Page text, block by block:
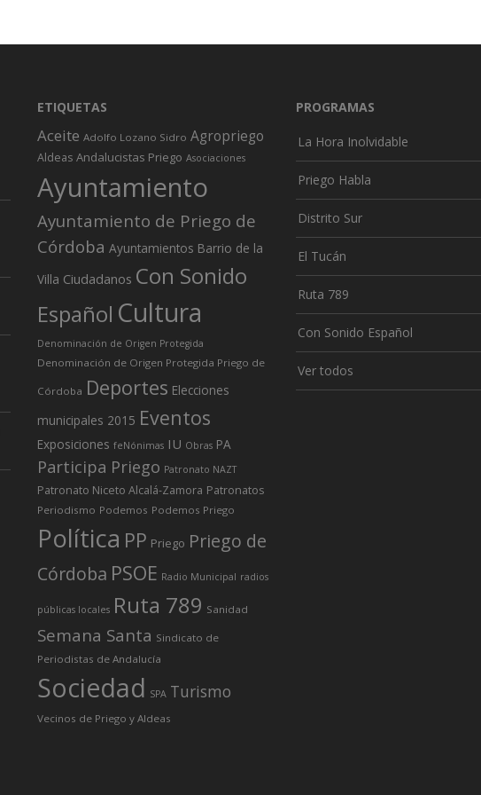
ETIQUETAS
Aceite Adolfo Lozano Sidro Agropriego
Aldeas Andalucistas Priego Asociaciones
Ayuntamiento
Ayuntamiento de Priego de
Córdoba Ayuntamientos Barrio de la
Villa Ciudadanos Con Sonido
Español Cultura
Denominación de Origen Protegida
Denominación de Origen Protegida Priego de
Córdoba Deportes Elecciones
municipales 2015 Eventos
Exposiciones feNónimas IU Obras PA
Participa Priego Patronato NAZT
Patronato Niceto Alcalá-Zamora Patronatos
Periodismo Podemos Podemos Priego
Política PP Priego Priego de
Córdoba PSOE Radio Municipal radios
públicas locales Ruta 789 Sanidad
Semana Santa Sindicato de
Periodistas de Andalucía
Sociedad SPA Turismo
Vecinos de Priego y Aldeas
PROGRAMAS
La Hora Inolvidable
Priego Habla
Distrito Sur
El Tucán
Ruta 789
Con Sonido Español
Ver todos